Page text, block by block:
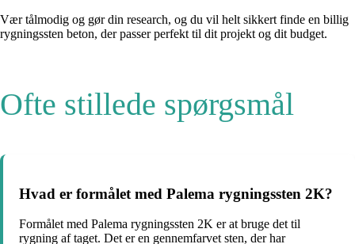
Vær tålmodig og gør din research, og du vil helt sikkert finde en billig
rygningssten beton, der passer perfekt til dit projekt og dit budget.
Ofte stillede spørgsmål
Hvad er formålet med Palema rygningssten 2K?
Formålet med Palema rygningssten 2K er at bruge det til
rygning af taget. Det er en gennemfarvet sten, der har